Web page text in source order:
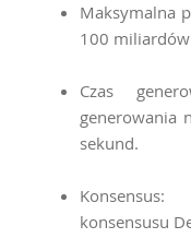
Maksymalna
100
Czas
generowania
sekund.
konsensusu